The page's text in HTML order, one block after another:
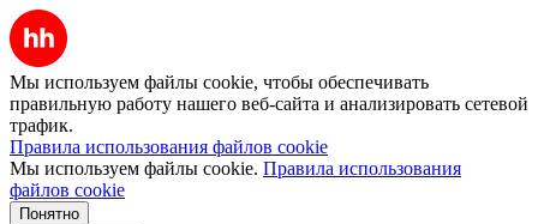
Мы используем файлы cookie, чтобы обеспечивать
правильную работу нашего веб-сайта и анализировать сетевой
трафик.
Правила использования файлов cookie
Мы используем файлы cookie. Правила использования
файлов cookie
Понятно